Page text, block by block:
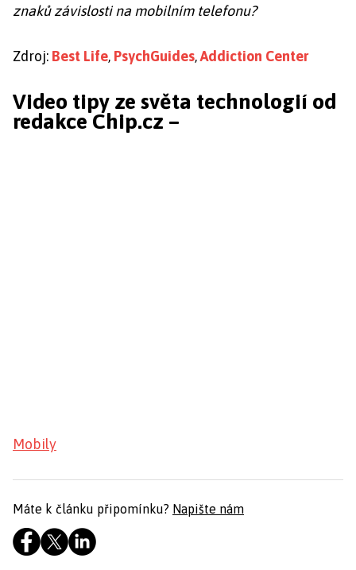
znaků závislosti na mobilním telefonu?
Zdroj: Best Life, PsychGuides,Addiction Center
Video tipy ze světa technologií od
redakce Chip.cz –
Mobily
Máte k článku připomínku? Napište nám